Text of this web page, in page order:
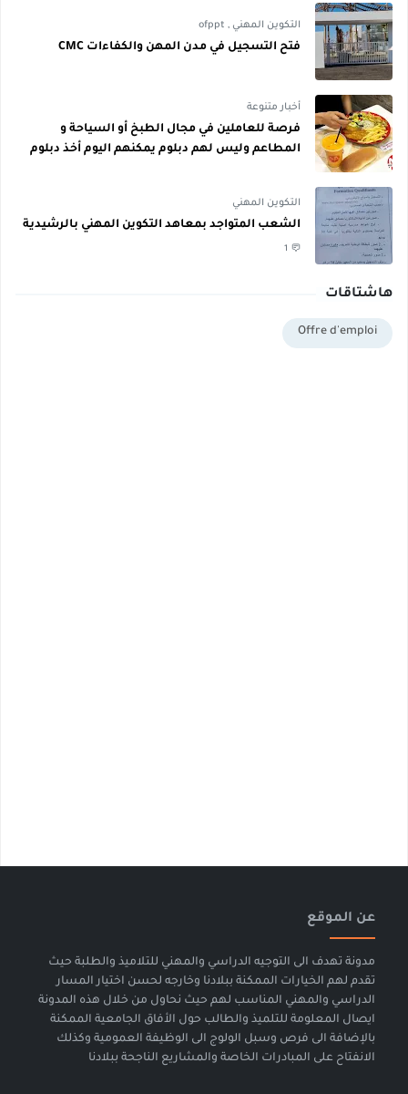
التكوين المهني ,
ofppt
فتح التسجيل في مدن المهن والكفاءات CMC
أخبار متنوعة
فرصة للعاملين في مجال الطبخ أو السياحة و
المطاعم وليس لهم دبلوم يمكنهم اليوم أخذ دبلوم
التكوين المهني
الشعب المتواجد بمعاهد التكوين المهني بالرشيدية
1
هاشتاقات
Offre d'emploi
عن الموقع
مدونة تهدف الى التوجيه الدراسي والمهني للتلاميذ والطلبة حيث
تقدم لهم الخيارات الممكنة ببلادنا وخارجه لحسن اختيار المسار
الدراسي والمهني المناسب لهم حيث نحاول من خلال هذه المدونة
ايصال المعلومة للتلميذ والطالب حول الأفاق الجامعية الممكنة
بالإضافة الى فرص وسبل الولوج الى الوظيفة العمومية وكذلك
الانفتاح على المبادرات الخاصة والمشاريع الناجحة ببلادنا